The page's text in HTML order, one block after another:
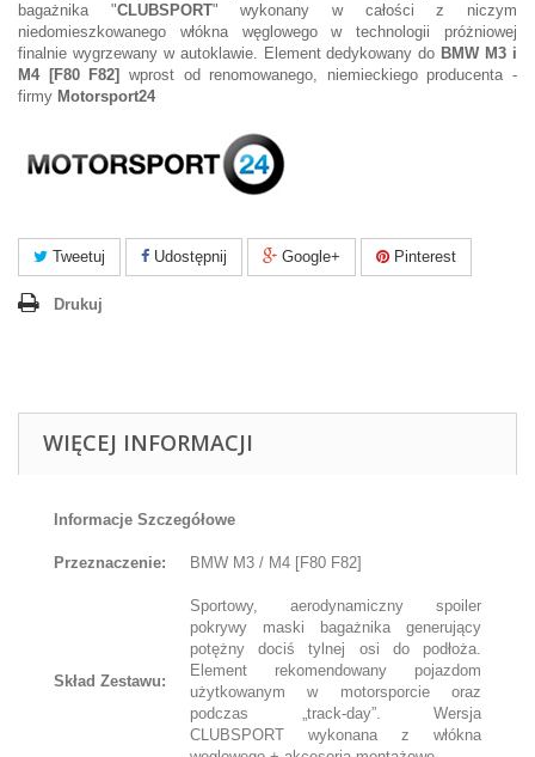
bagażnika "CLUBSPORT" wykonany w całości z niczym
niedomieszkowanego włókna węglowego w technologii próżniowej
finalnie wygrzewany w autoklawie. Element dedykowany do BMW M3 i
M4 [F80 F82]
wprost od renomowanego, niemieckiego producenta -
firmy Motorsport24
Tweetuj Udostępnij Google+ Pinterest
Drukuj
WIĘCEJ INFORMACJI
Informacje Szczegółowe
Przeznaczenie: BMW M3 / M4 [F80 F82]
Skład Zestawu:
Sportowy, aerodynamiczny spoiler
pokrywy maski bagażnika generujący
potężny dociś tylnej osi do podłoża.
Element rekomendowany pojazdom
użytkowanym w motorsporcie oraz
podczas „track-day”. Wersja
CLUBSPORT wykonana z włókna